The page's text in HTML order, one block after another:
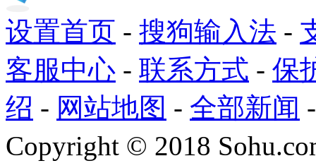
设置首页 - 搜狗输入法 -
客服中心 - 联系方式 - 保
绍 - 网站地图 - 全部新闻
Copyright © 2018